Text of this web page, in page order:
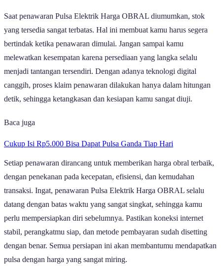
Saat penawaran Pulsa Elektrik Harga OBRAL diumumkan, stok
yang tersedia sangat terbatas. Hal ini membuat kamu harus segera
bertindak ketika penawaran dimulai. Jangan sampai kamu
melewatkan kesempatan karena persediaan yang langka selalu
menjadi tantangan tersendiri. Dengan adanya teknologi digital
canggih, proses klaim penawaran dilakukan hanya dalam hitungan
detik, sehingga ketangkasan dan kesiapan kamu sangat diuji.
Baca juga
Cukup Isi Rp5.000 Bisa Dapat Pulsa Ganda Tiap Hari
Setiap penawaran dirancang untuk memberikan harga obral terbaik,
dengan penekanan pada kecepatan, efisiensi, dan kemudahan
transaksi. Ingat, penawaran Pulsa Elektrik Harga OBRAL selalu
datang dengan batas waktu yang sangat singkat, sehingga kamu
perlu mempersiapkan diri sebelumnya. Pastikan koneksi internet
stabil, perangkatmu siap, dan metode pembayaran sudah disetting
dengan benar. Semua persiapan ini akan membantumu mendapatkan
pulsa dengan harga yang sangat miring.